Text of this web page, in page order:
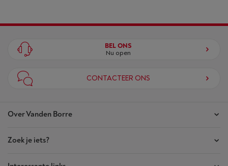
Over Vanden Borre
Onze winkels
Akte van Vertrouwen
Zoek je iets?
BEL ONS
Nu open
CONTACTEER ONS